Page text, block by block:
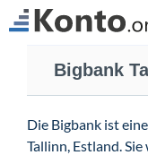
Suchen
springen
Bigbank
Die Bigbank ist
Tallinn, Estland.